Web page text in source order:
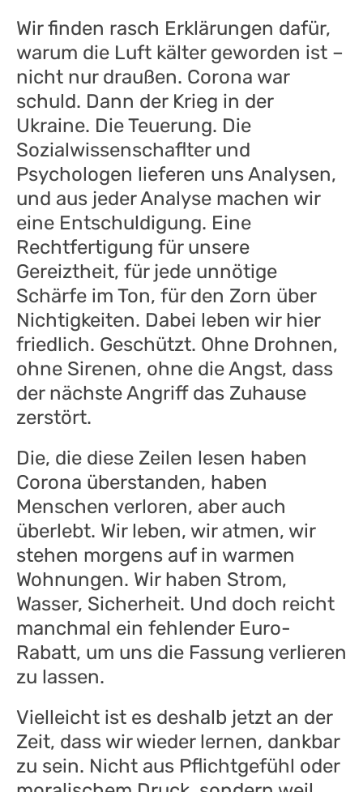
Wir finden rasch Erklärungen dafür,
warum die Luft kälter geworden ist –
nicht nur draußen. Corona war
schuld. Dann der Krieg in der
Ukraine. Die Teuerung. Die
Sozialwissenschaflter und
Psychologen lieferen uns Analysen,
und aus jeder Analyse machen wir
eine Entschuldigung. Eine
Rechtfertigung für unsere
Gereiztheit, für jede unnötige
Schärfe im Ton, für den Zorn über
Nichtigkeiten. Dabei leben wir hier
friedlich. Geschützt. Ohne Drohnen,
ohne Sirenen, ohne die Angst, dass
der nächste Angriff das Zuhause
zerstört.
Die, die diese Zeilen lesen haben
Corona überstanden, haben
Menschen verloren, aber auch
überlebt. Wir leben, wir atmen, wir
stehen morgens auf in warmen
Wohnungen. Wir haben Strom,
Wasser, Sicherheit. Und doch reicht
manchmal ein fehlender Euro-
Rabatt, um uns die Fassung verlieren
zu lassen.
Vielleicht ist es deshalb jetzt an der
Zeit, dass wir wieder lernen, dankbar
zu sein. Nicht aus Pflichtgefühl oder